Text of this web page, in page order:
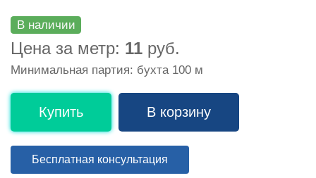
В наличии
Цена за метр: 11 руб.
Минимальная партия: бухта 100 м
Купить В корзину
Бесплатная консультация